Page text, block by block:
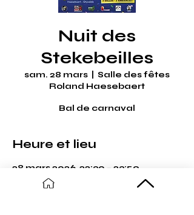
Nuit des
Stekebeilles
sam. 28 mars
Salle des fêtes
Roland Haesebaert
Bal de carnaval
Heure et lieu
28 mars 2026, 22:30 – 23:59
Salle des fêtes Roland
Haesebaert, Rue Julien Platel,